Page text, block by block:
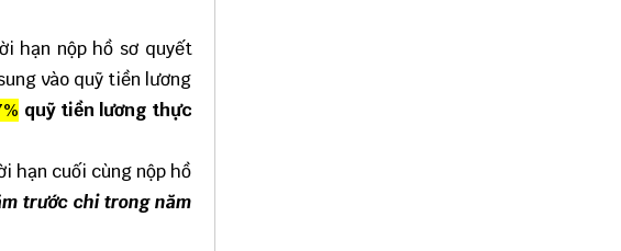
hạn nộp hồ sơ quyết
vào quỹ tiền lương
quỹ tiền lương thực
hạn cuối cùng nộp hồ
trước chi trong năm